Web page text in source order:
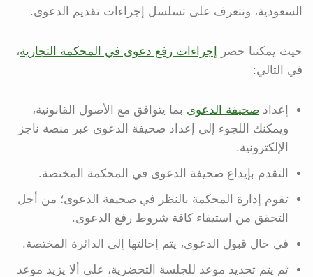
السعودية، ونتعرف على تسلسل إجراءات تقديم الدعوى.
حيث يمكننا حصر إجراءات رفع دعوى في المحكمة التجارية،
في التالي:
إعداد صحيفة الدعوى بما يتوافق مع الأصول القانونية،
ويمكنك اللجوء إلى إعداد صحيفة الدعوى عبر منصة ناجز
الإلكترونية.
التقدم بإيداع صحيفة الدعوى في المحكمة المختصة.
تقوم إدارة المحكمة بالنظر في صحيفة الدعوى؛ من أجل
التحقق من استيفاء كافة شروط رفع الدعوى.
في حال قبول الدعوى، يتم إحالتها إلى الدائرة المختصة.
ثم يتم تحديد موعد للجلسة التحضرية، على ألا يزيد موعد